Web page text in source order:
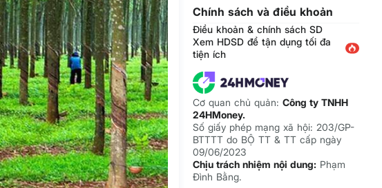
Chính sách và điều khoản
Điều khoản & chính sách SD
Xem HDSD để tận dụng tối đa
tiện ích
Cơ quan chủ quản:Công ty TNHH
24HMoney.
Số giấy phép mạng xã hội: 203/GP-
BTTTT do BỘ TT & TT cấp ngày
09/06/2023
Chịu trách nhiệm nội dung: Phạm
Đình Bằng.